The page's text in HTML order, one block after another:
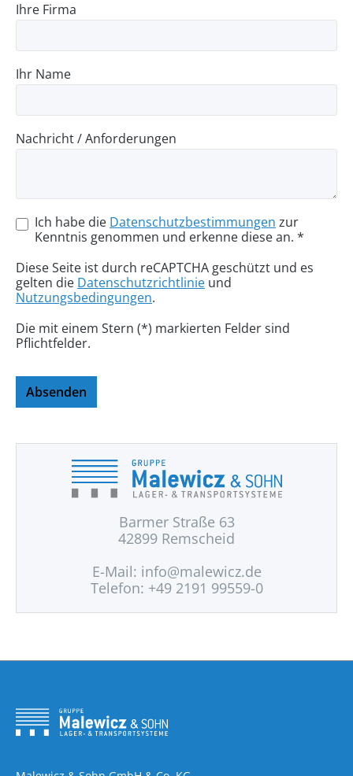
Ihre Firma
Ihr Name
Nachricht / Anforderungen
Ich habe die Datenschutzbestimmungen zur
Kenntnis genommen und erkenne diese an. *
Diese Seite ist durch reCAPTCHA geschützt und es
gelten die Datenschutzrichtlinie und
Nutzungsbedingungen.
Die mit einem Stern (*) markierten Felder sind
Pflichtfelder.
Absenden
Barmer Straße 63
42899 Remscheid
E-Mail: info@malewicz.de
Telefon: +49 2191 99559-0